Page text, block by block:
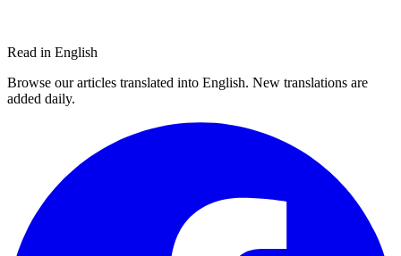
Read in English
Browse our articles translated into English. New translations are
added daily.